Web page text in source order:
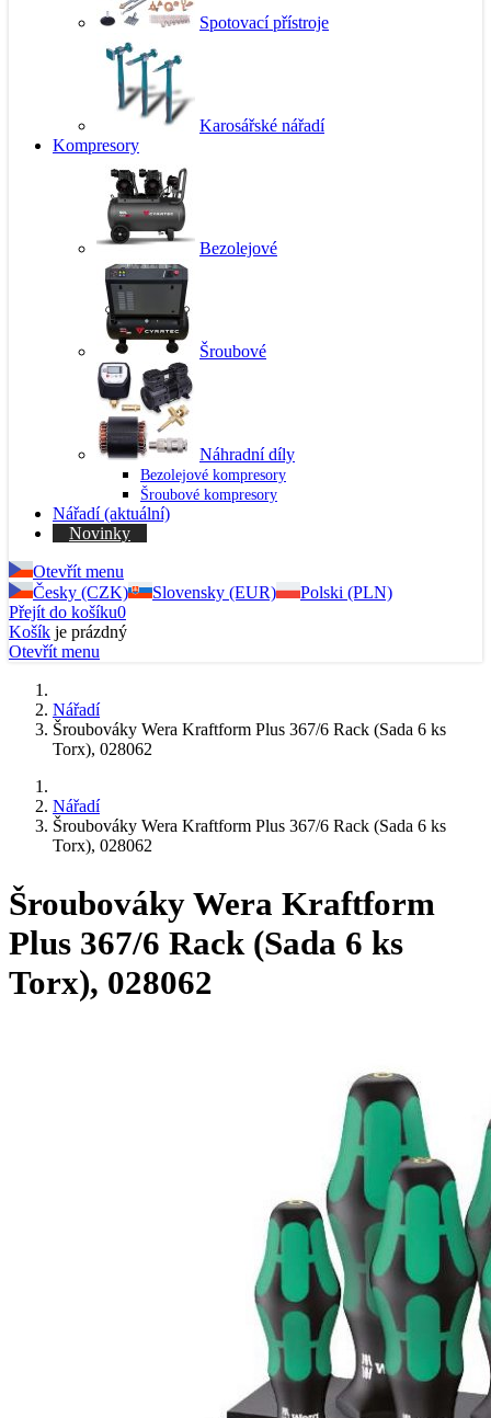
Spotovací přístroje
Karosářské nářadí
Kompresory
Bezolejové
Šroubové
Náhradní díly
Bezolejové kompresory
Šroubové kompresory
Nářadí(aktuální)
Novinky
Otevřít menu
Česky (CZK)
Slovensky (EUR)
Polski (PLN)
Přejít do košíku0
Košík je prázdný
Otevřít menu
Nářadí
Šroubováky Wera Kraftform Plus 367/6 Rack (Sada 6 ks
Torx), 028062
Nářadí
Šroubováky Wera Kraftform Plus 367/6 Rack (Sada 6 ks
Torx), 028062
Šroubováky Wera Kraftform
Plus 367/6 Rack (Sada 6 ks
Torx), 028062